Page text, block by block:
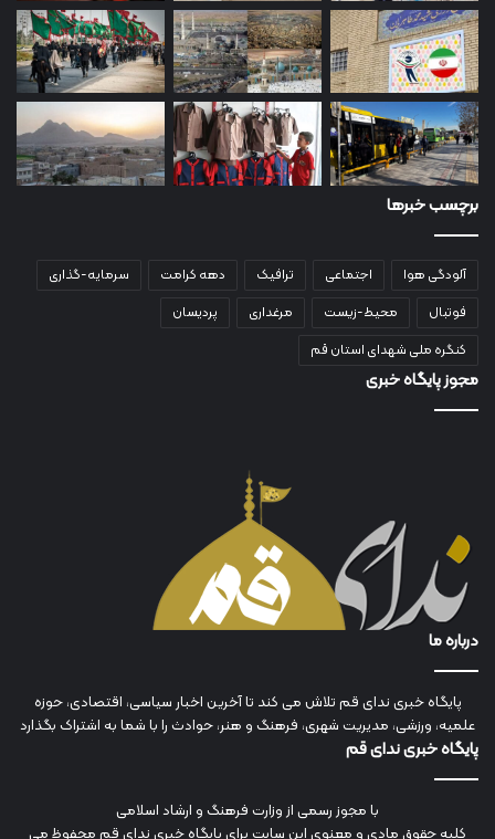
برچسب خبرها
آلودگی هوا اجتماعی ترافیک دهه کرامت
سرمایه-گذاری
فوتبال
محیط-زیست مرغداری
پردیسان
کنگره ملی شهدای استان قم
مجوز پایگاه خبری
درباره ما
پایگاه خبری ندای قم تلاش می کند تا آخرین اخبار سیاسی، اقتصادی، حوزه
علمیه، ورزشی، مدیریت شهری، فرهنگ و هنر، حوادث را با شما به اشتراک بگذارد
پایگاه خبری ندای قم
با مجوز رسمی از وزارت فرهنگ و ارشاد اسلامی
کلیه حقوق مادی و معنوی این سایت برای پایگاه خبری ندای قم محفوظ می